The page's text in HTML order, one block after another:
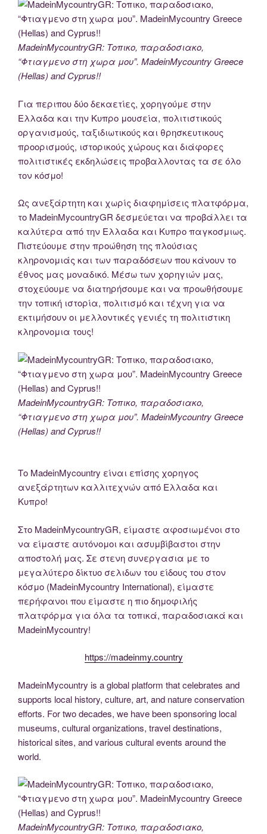
MadeinMycountryGR: Τοπικο, παραδοσιακο,
“Φτιαγμενο στη χωρα μου”. MadeinMycountry Greece
(Hellas) and Cyprus!!
Για περιπου δύο δεκαετίες, χορηγούμε στην
Ελλαδα και την Κυπρο μουσεία, πολιτιστικούς
οργανισμούς, ταξιδιωτικούς και θρησκευτικους
προορισμούς, ιστορικούς χώρους και διάφορες
πολιτιστικές εκδηλώσεις προβαλλοντας τα σε όλο
τον κόσμο!
Ως ανεξάρτητη και χωρίς διαφημίσεις πλατφόρμα,
το MadeinMycountryGR δεσμεύεται να προβάλλει τα
καλύτερα από την Ελλαδα και Κυπρο παγκοσμιως.
Πιστεύουμε στην προώθηση της πλούσιας
κληρονομιάς και των παραδόσεων που κάνουν το
έθνος μας μοναδικό. Μέσω των χορηγιών μας,
στοχεύουμε να διατηρήσουμε και να προωθήσουμε
την τοπική ιστορία, πολιτισμό και τέχνη για να
εκτιμήσουν οι μελλοντικές γενιές τη πολιτιστικη
κληρονομια τους!
MadeinMycountryGR: Τοπικο, παραδοσιακο,
“Φτιαγμενο στη χωρα μου”. MadeinMycountry Greece
(Hellas) and Cyprus!!
Το MadeinMycountry είναι επίσης χορηγος
ανεξάρτητων καλλιτεχνών από Ελλαδα και
Κυπρο!
Στο MadeinMycountryGR, είμαστε αφοσιωμένοι στο
να είμαστε αυτόνομοι και ασυμβίβαστοι στην
αποστολή μας. Σε στενη συνεργασια με το
μεγαλύτερο δίκτυο σελιδων του είδους του στον
κόσμο (MadeinMycountry International), είμαστε
περήφανοι που είμαστε η πιο δημοφιλής
πλατφόρμα για όλα τα τοπικά, παραδοσιακά και
MadeinMycountry!
https://madeinmy.country
MadeinMycountry is a global platform that celebrates and
supports local history, culture, art, and nature conservation
efforts. For two decades, we have been sponsoring local
museums, cultural organizations, travel destinations,
historical sites, and various cultural events around the
world.
MadeinMycountryGR: Τοπικο, παραδοσιακο,